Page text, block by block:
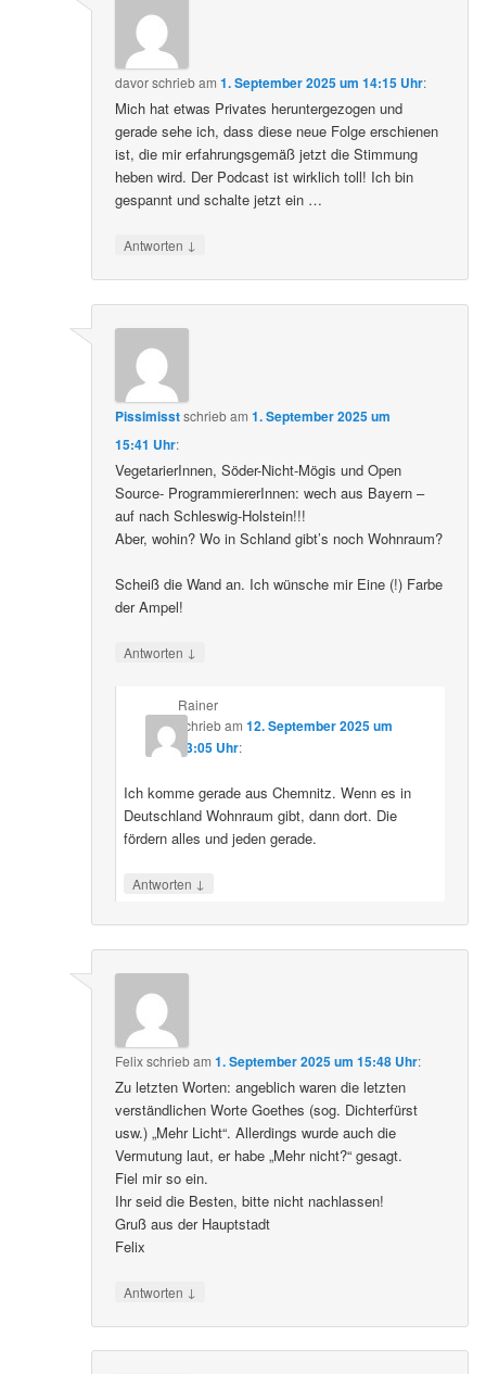
davorschriebam1. September 2025 um 14:15 Uhr:
Mich hat etwas Privates heruntergezogen und
gerade sehe ich, dass diese neue Folge erschienen
ist, die mir erfahrungsgemäß jetzt die Stimmung
heben wird. Der Podcast ist wirklich toll! Ich bin
gespannt und schalte jetzt ein …
Antworten ↓
Pissimisstschriebam1. September 2025 um
15:41 Uhr:
VegetarierInnen, Söder-Nicht-Mögis und Open
Source- ProgrammiererInnen: wech aus Bayern –
auf nach Schleswig-Holstein!!!
Aber, wohin? Wo in Schland gibt’s noch Wohnraum?
Scheiß die Wand an. Ich wünsche mir Eine (!) Farbe
der Ampel!
Antworten ↓
Rainer
schriebam 12. September 2025 um
23:05 Uhr:
Ich komme gerade aus Chemnitz. Wenn es in
Deutschland Wohnraum gibt, dann dort. Die
fördern alles und jeden gerade.
Antworten ↓
Felixschriebam1. September 2025 um 15:48 Uhr:
Zu letzten Worten: angeblich waren die letzten
verständlichen Worte Goethes (sog. Dichterfürst
usw.) „Mehr Licht“. Allerdings wurde auch die
Vermutung laut, er habe „Mehr nicht?“ gesagt.
Fiel mir so ein.
Ihr seid die Besten, bitte nicht nachlassen!
Gruß aus der Hauptstadt
Felix
Antworten ↓